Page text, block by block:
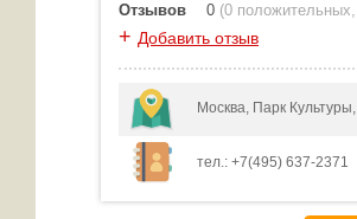
Отзывов
0 (0 положительных,
+ Добавить отзыв
Москва, Парк
тел.: +7(495) 637-2371